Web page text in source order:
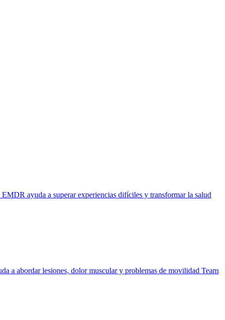
ayuda a superar experiencias difíciles y transformar la salud
a abordar lesiones, dolor muscular y problemas de movilidad Team